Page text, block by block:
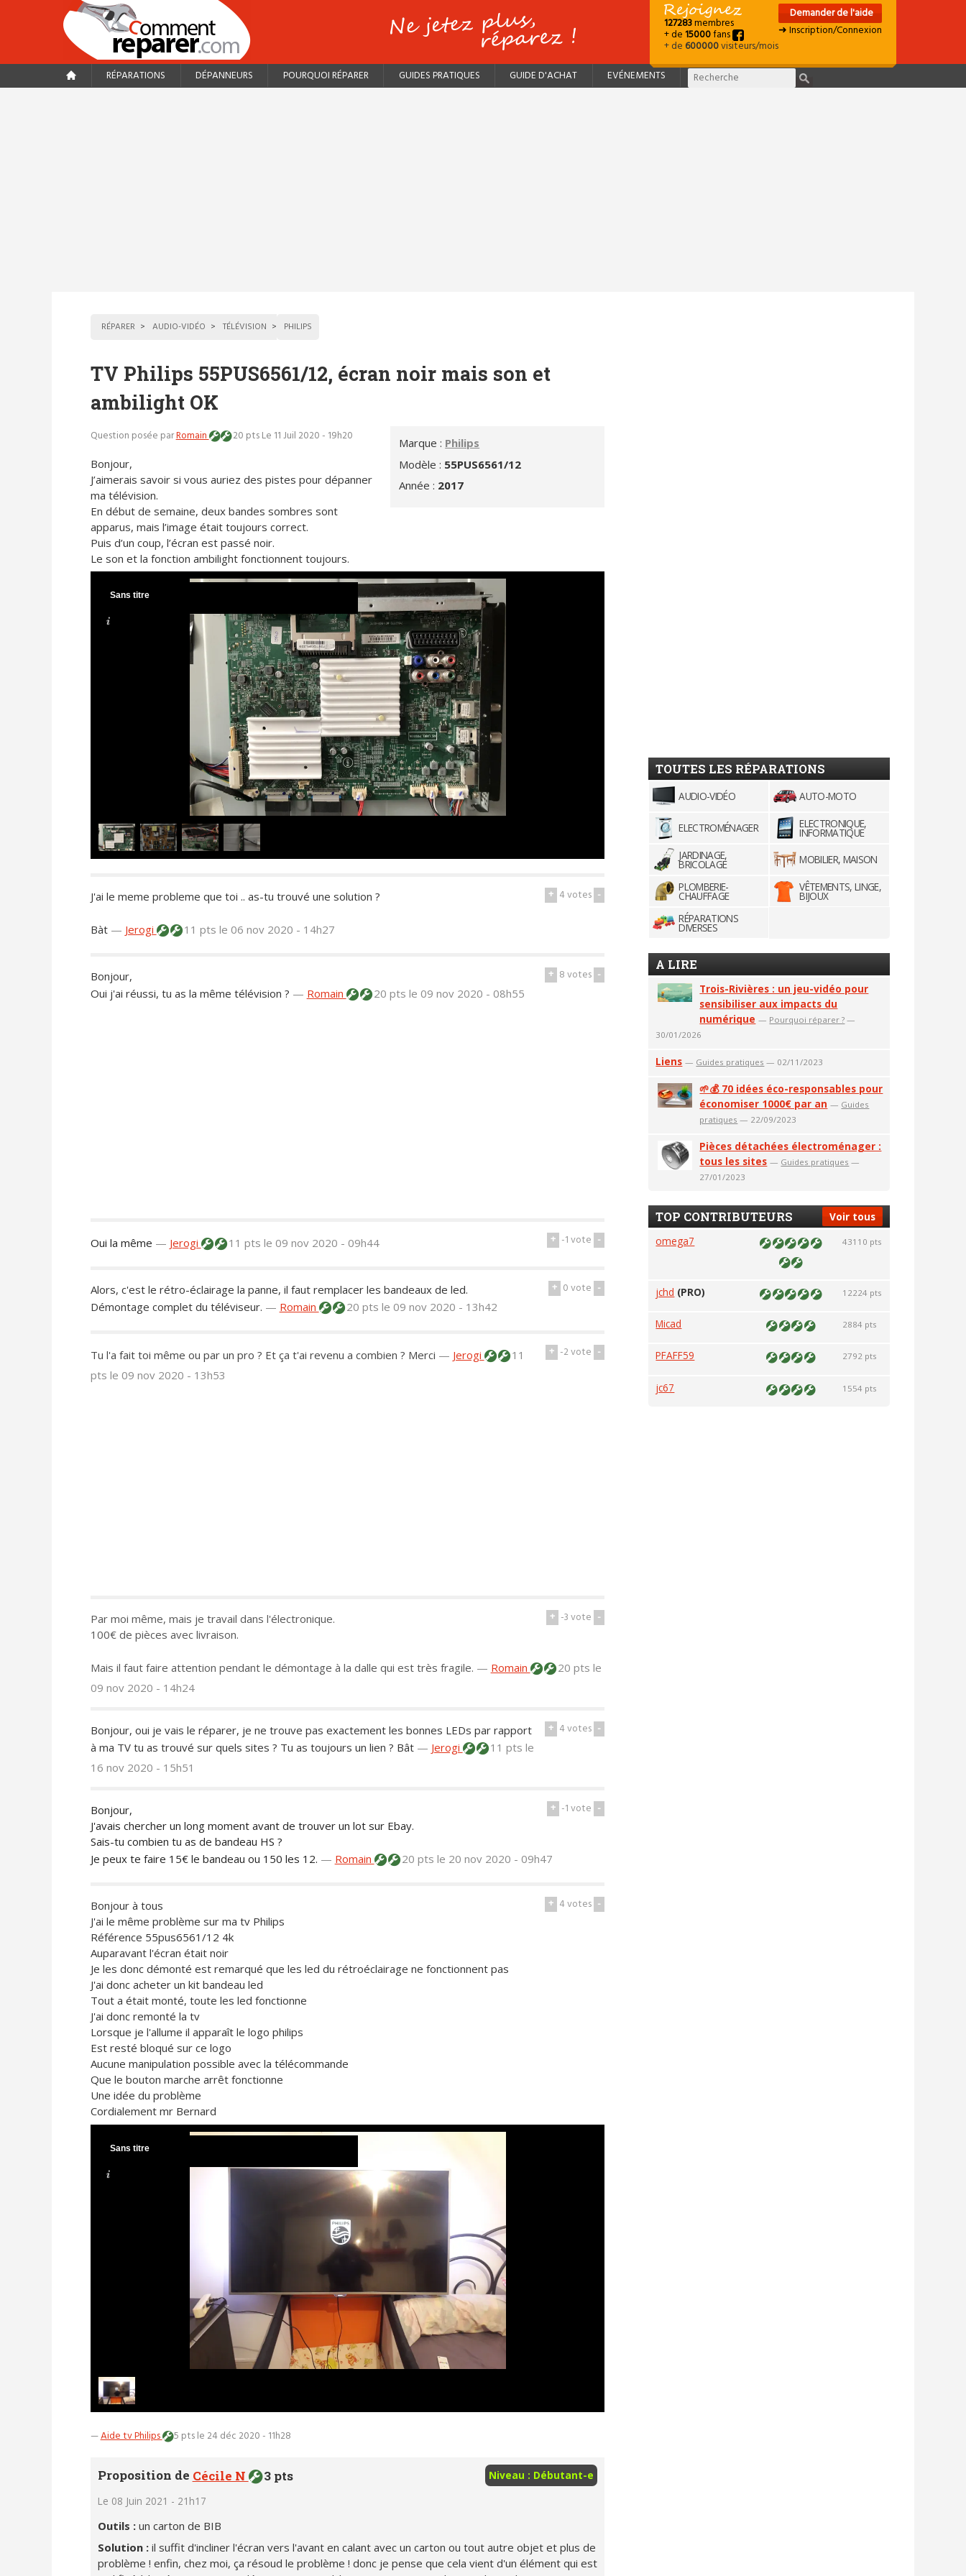
127283membres
+ de15000fans
+ de600000visiteurs/mois
Demander de l'aide
➜ Inscription/Connexion
RÉPARATIONS DÉPANNEURS POURQUOI RÉPARER GUIDES PRATIQUES GUIDE D'ACHAT EVÉNEMENTS
RÉPARER AUDIO-VIDÉO TÉLÉVISION PHILIPS
TV Philips 55PUS6561/12, écran noir mais son et
ambilight OK
Marque : Philips
Modèle : 55PUS6561/12
Année : 2017
Question posée parRomain 20 ptsLe 11 Juil 2020 - 19h20
Bonjour,
J’aimerais savoir si vous auriez des pistes pour dépanner
ma télévision.
En début de semaine, deux bandes sombres sont
apparus, mais l’image était toujours correct.
Puis d’un coup, l’écran est passé noir.
Le son et la fonction ambilight fonctionnent toujours.
Sans titre
+ 4votes -
J'ai le meme probleme que toi .. as-tu trouvé une solution ?
Bàt — Jerogi 11 pts le 06 nov 2020 - 14h27
+ 8votes -
Bonjour,
Oui j'ai réussi, tu as la même télévision ? — Romain 20 pts le 09 nov 2020 - 08h55
+ -1vote -
Oui la même — Jerogi 11 pts le 09 nov 2020 - 09h44
+ 0vote -
Alors, c'est le rétro-éclairage la panne, il faut remplacer les bandeaux de led.
Démontage complet du téléviseur. — Romain 20 pts le 09 nov 2020 - 13h42
+ -2vote -
Tu l'a fait toi même ou par un pro ? Et ça t'ai revenu a combien ? Merci — Jerogi
11
pts le 09 nov 2020 - 13h53
+ -3vote -
Par moi même, mais je travail dans l'électronique.
100€ de pièces avec livraison.
Mais il faut faire attention pendant le démontage à la dalle qui est très fragile. — Romain 20 pts le
09 nov 2020 - 14h24
+ 4votes -
Bonjour, oui je vais le réparer, je ne trouve pas exactement les bonnes LEDs par rapport
à ma TV tu as trouvé sur quels sites ? Tu as toujours un lien ? Bât — Jerogi 11 pts le
16 nov 2020 - 15h51
+ -1vote -
Bonjour,
J'avais chercher un long moment avant de trouver un lot sur Ebay.
Sais-tu combien tu as de bandeau HS ?
Je peux te faire 15€ le bandeau ou 150 les 12. — Romain 20 pts le 20 nov 2020 - 09h47
+ 4votes -
Bonjour à tous
J'ai le même problème sur ma tv Philips
Référence 55pus6561/12 4k
Auparavant l'écran était noir
Je les donc démonté est remarqué que les led du rétroéclairage ne fonctionnent pas
J'ai donc acheter un kit bandeau led
Tout a était monté, toute les led fonctionne
J'ai donc remonté la tv
Lorsque je l'allume il apparaît le logo philips
Est resté bloqué sur ce logo
Aucune manipulation possible avec la télécommande
Que le bouton marche arrêt fonctionne
Une idée du problème
Cordialement mr Bernard
Sans titre
—Aide tv Philips 5 ptsle 24 déc 2020 - 11h28
Niveau : Débutant-e
Proposition de Cécile N 3 pts
Le 08 Juin 2021 - 21h17
Outils : un carton de BIB
Solution : il suffit d'incliner l'écran vers l'avant en calant avec un carton ou tout autre objet et plus de
problème ! enfin, chez moi, ça résoud le problème ! donc je pense que cela vient d'un élément qui est
TOUTES LES RÉPARATIONS
AUDIO-VIDÉO AUTO-MOTO
ELECTROMÉNAGER ELECTRONIQUE,
INFORMATIQUE
JARDINAGE,
BRICOLAGE
MOBILIER, MAISON
PLOMBERIE-
CHAUFFAGE
VÊTEMENTS, LINGE,
BIJOUX
RÉPARATIONS
DIVERSES
A LIRE
Trois-Rivières : un jeu-vidéo pour
sensibiliser aux impacts du
numérique — Pourquoi réparer ? —
30/01/2026
Liens — Guides pratiques — 02/11/2023
🌱💰 70 idées éco-responsables pour
économiser 1000€ par an — Guides
pratiques — 22/09/2023
Pièces détachées électroménager :
tous les sites — Guides pratiques —
27/01/2023
Voir tous
TOP CONTRIBUTEURS
omega7 43110 pts
jchd (PRO) 12224 pts
Micad 2884 pts
PFAFF59 2792 pts
jc67 1554 pts